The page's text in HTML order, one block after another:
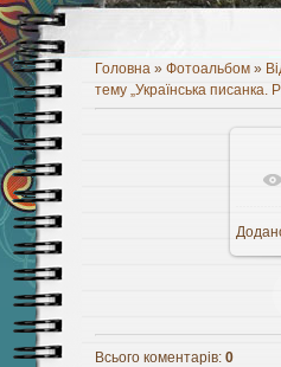
Головна » Фотоальбом »
тему „Українська писанка.
Всього коментарів: 0